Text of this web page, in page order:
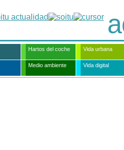
Hartos del coche Vida urbana
Medio ambiente Vida digital